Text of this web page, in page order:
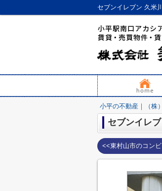
セブンイレブン 久米
小平の不動産｜（株
セブンイレ
<<東村山市のコン